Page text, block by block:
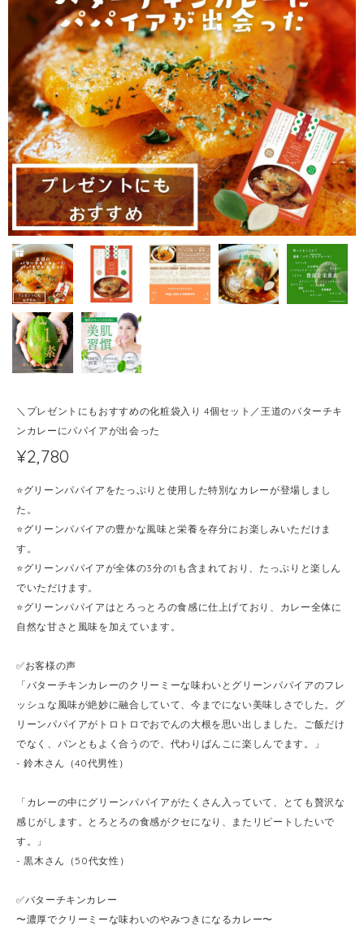
＼プレゼントにもおすすめの化粧袋入り 4個セット／王道のバターチキ
ンカレーにパパイアが出会った
¥2,780
⭐️グリーンパパイアをたっぷりと使用した特別なカレーが登場しまし
た。
⭐️グリーンパパイアの豊かな風味と栄養を存分にお楽しみいただけま
す。
⭐️グリーンパパイアが全体の3分の1も含まれており、たっぷりと楽しん
でいただけます。
⭐️グリーンパパイアはとろっとろの食感に仕上げており、カレー全体に
自然な甘さと風味を加えています。
✅お客様の声
「バターチキンカレーのクリーミーな味わいとグリーンパパイアのフレ
ッシュな風味が絶妙に融合していて、今までにない美味しさでした。グ
リーンパパイアがトロトロでおでんの大根を思い出しました。ご飯だけ
でなく、パンともよく合うので、代わりばんこに楽しんでます。」
- 鈴木さん（40代男性）
「カレーの中にグリーンパパイアがたくさん入っていて、とても贅沢な
感じがします。とろとろの食感がクセになり、またリピートしたいで
す。」
- 黒木さん（50代女性）
✅バターチキンカレー
〜濃厚でクリーミーな味わいのやみつきになるカレー〜